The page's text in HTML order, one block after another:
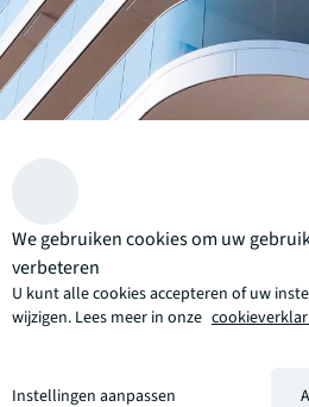
Het
We gebruiken cookies om uw
verbeteren
U kunt alle cookies accepteren of uw
wijzigen. Lees meer in onze
Instellingen aanpassen